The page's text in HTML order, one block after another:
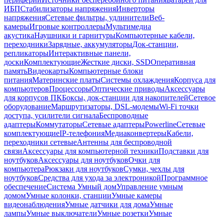
ИБПСтабилизаторы напряженияИнверторы
напряженияСетевые фильтры, удлинителиВеб-
камерыИгровые контроллерыМультимедиа
акустикаНаушники и гарнитурыКомпьютерные кабели,
переходникиЗарядные, аккумуляторыДок-станции,
репликаторыИнтерактивные панели,
доскиКомплектующиеЖесткие диски, SSDОперативная
памятьВидеокартыКомпьютерные блоки
питанияМатеринские платыСистемы охлажденияКорпуса для
компьютеровПроцессорыОптические приводыАксессуары
для корпусов ПКБоксы, док-станции для накопителейСетевое
оборудованиеМаршрутизаторы, DSL-модемыWi-Fi точки
доступа, усилители сигналаБеспроводные
адаптерыКоммутаторыСетевые адаптерыPowerlineСетевые
комплектующиеIP-телефонияМедиаконвертерыКабели,
переходники сетевыеАнтенны для беспроводной
связиАксессуары для компьютерной техникиПодставки для
ноутбуковАксессуары для ноутбуковОчки для
компьютераРюкзаки для ноутбуковСумки, чехлы для
ноутбуковСредства для ухода за электроникойПрограммное
обеспечениеСистема Умный домУправление умным
домомУмные колонки, станцииУмные камеры
видеонаблюденияУмные датчики для домаУмные
лампыУмные выключателиУмные розеткиУмные